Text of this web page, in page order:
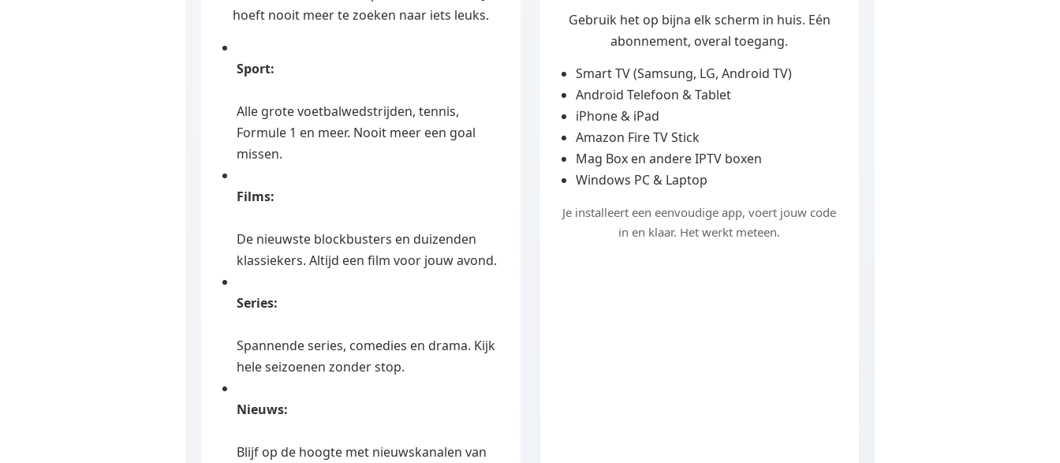
hoeft nooit meer te zoeken naar iets leuks.
Sport:
Alle grote voetbalwedstrijden, tennis,
Formule 1 en meer. Nooit meer een goal
missen.
Films:
De nieuwste blockbusters en duizenden
klassiekers. Altijd een film voor jouw avond.
Series:
Spannende series, comedies en drama. Kijk
hele seizoenen zonder stop.
Nieuws:
Blijf op de hoogte met nieuwskanalen van
Gebruik het op bijna elk scherm in huis. Eén
abonnement, overal toegang.
Smart TV (Samsung, LG, Android TV)
Android Telefoon & Tablet
iPhone & iPad
Amazon Fire TV Stick
Mag Box en andere IPTV boxen
Windows PC & Laptop
Je installeert een eenvoudige app, voert jouw code
in en klaar. Het werkt meteen.